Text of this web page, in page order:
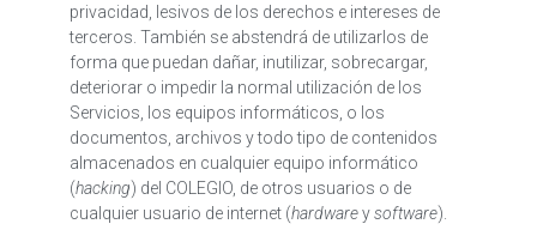
privacidad, lesivos de los derechos e intereses de
terceros. También se abstendrá de utilizarlos de
forma que puedan dañar, inutilizar, sobrecargar,
deteriorar o impedir la normal utilización de los
Servicios, los equipos informáticos, o los
documentos, archivos y todo tipo de contenidos
almacenados en cualquier equipo informático
(hacking) del COLEGIO, de otros usuarios o de
cualquier usuario de internet (hardwareysoftware).